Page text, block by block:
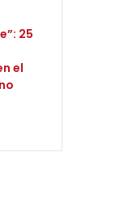
25
el